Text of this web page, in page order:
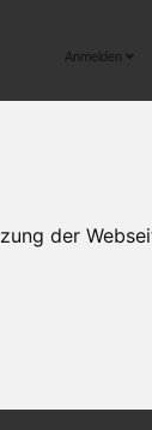
der
Anmelden